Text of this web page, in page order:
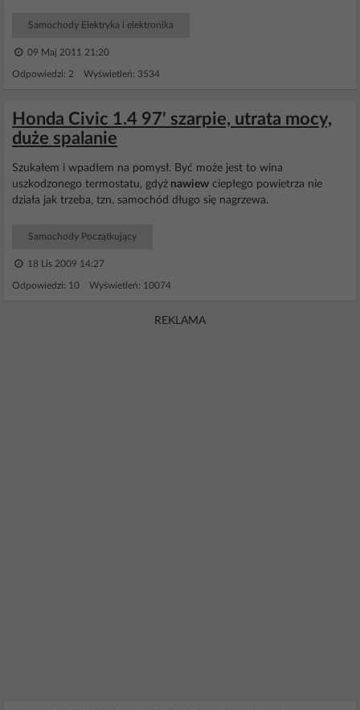
Samochody Elektryka i elektronika
09 Maj 2011 21:20
Odpowiedzi: 2 Wyświetleń: 3534
Honda Civic 1.4 97' szarpie, utrata mocy,
duże spalanie
Szukałem i wpadłem na pomysł. Być może jest to wina
uszkodzonego termostatu, gdyż nawiew ciepłego powietrza nie
działa jak trzeba, tzn. samochód długo się nagrzewa.
Samochody Początkujący
18 Lis 2009 14:27
Odpowiedzi: 10 Wyświetleń: 10074
REKLAMA